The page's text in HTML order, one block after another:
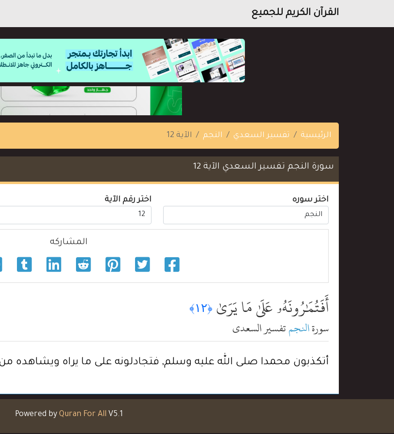
القرآن الكريم للجميع
الرئيسية تفسير السعدي النجم الآية 12
سورة النجم تفسير السعدي الآية 12
اختر سوره اختر رقم الآية
المشاركه
أَفَتُمَٰرُونَهُۥ عَلَىٰ مَا يَرَىٰ ﴿١٢﴾
سورةالنجمتفسير السعدي
أتكذبون محمدا صلى الله عليه وسلم, فتجادلونه على ما يراه ويشاهده من
Powered by Quran For All V5.1